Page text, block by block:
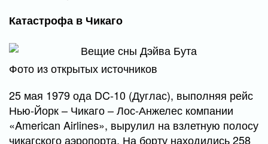
Катастрофа в Чикаго
Фото из открытых источников
25 мая 1979 ода DC-10 (Дуглас), выполняя рейс
Нью-Йорк – Чикаго – Лос-Анжелес компании
«American Airlines», вырулил на взлетную полосу
чикагского аэропорта. На борту находились 258